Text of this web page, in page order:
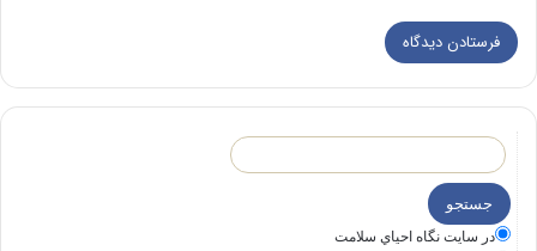
در سايت نگاه احياي سلامت